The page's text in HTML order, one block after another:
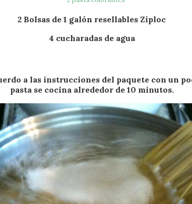
2 Bolsas de 1 galón resellables Ziploc
4 cucharadas de agua
a las instrucciones del paquete con un
pasta se cocina alrededor de 10 minutos.